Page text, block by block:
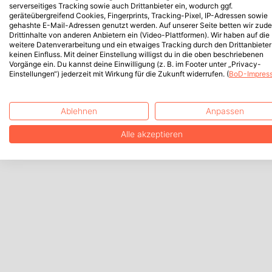
serverseitiges Tracking sowie auch Drittanbieter ein, wodurch ggf.
geräteübergreifend Cookies, Fingerprints, Tracking-Pixel, IP-Adressen sowie
gehashte E-Mail-Adressen genutzt werden. Auf unserer Seite betten wir
Drittinhalte von anderen Anbietern ein (Video-Plattformen). Wir haben auf die
weitere Datenverarbeitung und ein etwaiges Tracking durch den Drittanbieter
keinen Einfluss. Mit deiner Einstellung willigst du in die oben beschriebenen
Vorgänge ein. Du kannst deine Einwilligung (z. B. im Footer unter „Privacy-
Einstellungen“) jederzeit mit Wirkung für die Zukunft widerrufen. (BoD-
Ablehnen Anpassen
Alle akzeptieren